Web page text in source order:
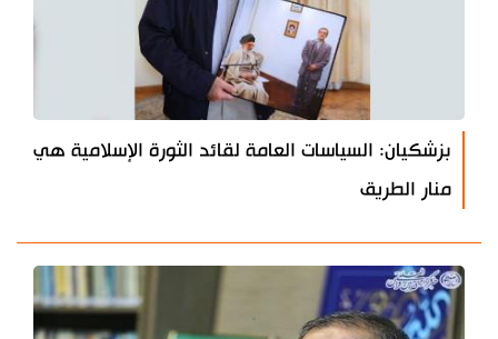
بزشكيان: السياسات العامة لقائد الثورة الإسلامية هي
منار الطريق